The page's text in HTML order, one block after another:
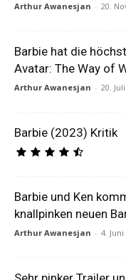
Arthur Awanesjan - 20.
Barbie hat die
Avatar: The Way of
Arthur Awanesjan - 20.
Barbie (2023) Kritik
Barbie und Ken
knallpinken neuen
Arthur Awanesjan - 4. Juni